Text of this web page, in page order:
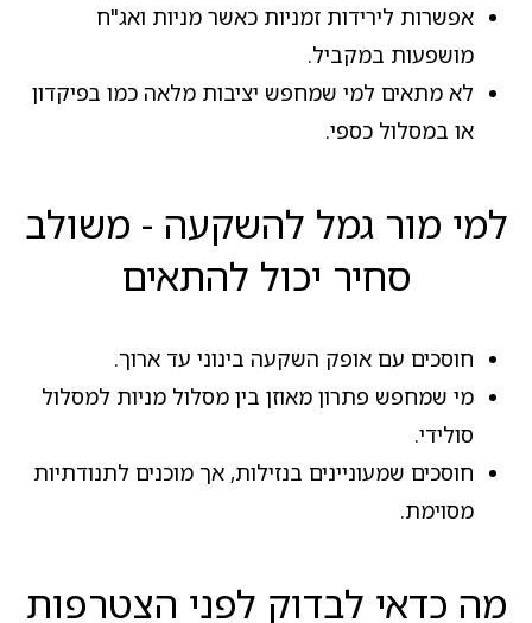
אפשרות לירידות זמניות כאשר מניות ואג"ח
מושפעות במקביל.
לא מתאים למי שמחפש יציבות מלאה כמו בפיקדון
או במסלול כספי.
למי מור גמל להשקעה - משולב
סחיר יכול להתאים
חוסכים עם אופק השקעה בינוני עד ארוך.
מי שמחפש פתרון מאוזן בין מסלול מניות למסלול
סולידי.
חוסכים שמעוניינים בנזילות, אך מוכנים לתנודתיות
מסוימת.
מה כדאי לבדוק לפני הצטרפות